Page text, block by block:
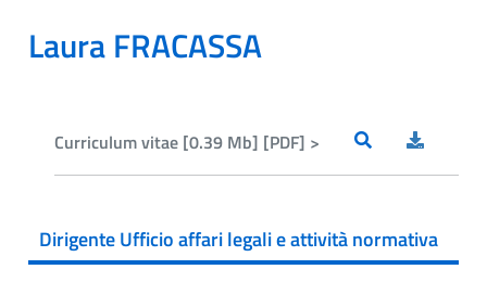
Laura FRACASSA
Curriculum vitae [0.39 Mb] [PDF] >
Dirigente Ufficio affari legali e attività normativa